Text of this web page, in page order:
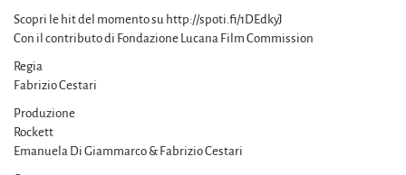
Scopri le hit del momento su http://spoti.fi/1DEdkyJ
Con il contributo di Fondazione Lucana Film Commission
Regia
Fabrizio Cestari
Produzione
Rockett
Emanuela Di Giammarco & Fabrizio Cestari